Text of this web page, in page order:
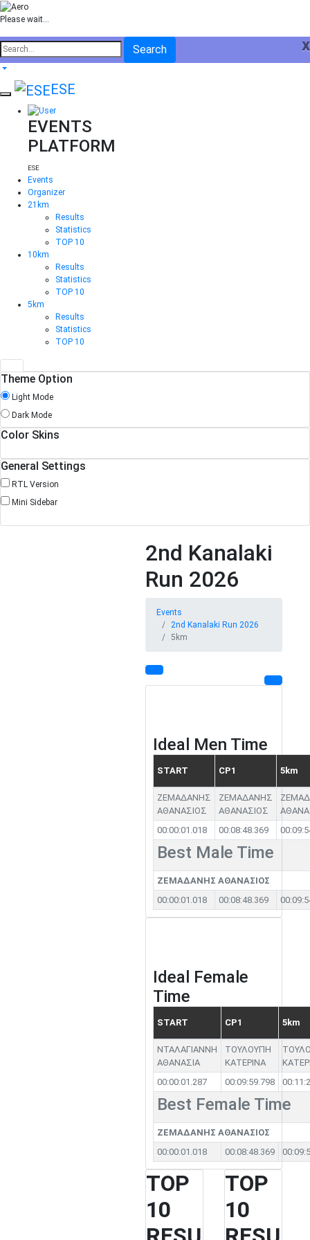
Please wait...
x
Search
ESE
EVENTS
PLATFORM
ESE
Events
Organizer
21km
Results
Statistics
TOP 10
10km
Results
Statistics
TOP 10
5km
Results
Statistics
TOP 10
Theme Option
Light Mode
Dark Mode
Color Skins
General Settings
RTL Version
Mini Sidebar
2nd Kanalaki
Run 2026
Events
2nd Kanalaki Run 2026
5km
Ideal Men Time
START CP1 5km
ΖΕΜΑΔΑΝΗΣ
ΑΘΑΝΑΣΙΟΣ
ΖΕΜΑΔΑΝΗΣ
ΑΘΑΝΑΣΙΟΣ
00:00:01.018
00:08:48.369
Best Male Time
ΖΕΜΑΔΑΝΗΣ ΑΘΑΝΑΣΙΟΣ
00:00:01.018
00:08:48.369
Ideal Female
Time
START CP1 5km
ΝΤΑΛΑΓΙΑΝΝΗ
ΑΘΑΝΑΣΙΑ
ΤΟΥΛΟΥΠΗ
ΚΑΤΕΡΙΝΑ
00:00:01.287
00:09:59.798
Best Female Time
ΖΕΜΑΔΑΝΗΣ ΑΘΑΝΑΣΙΟΣ
00:00:01.018
00:08:48.369
TOP
10
TOP
10